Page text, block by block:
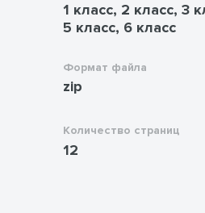
1 класс, 2 класс, 3
5 класс, 6 класс
Формат файла
zip
Количество страниц
12